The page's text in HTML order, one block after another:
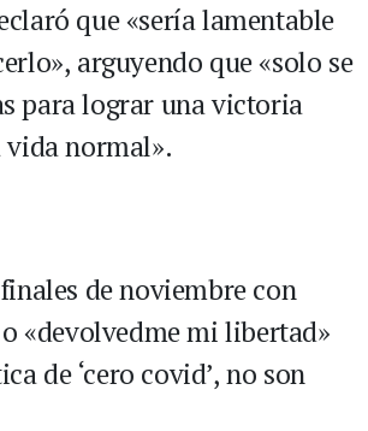
que «sería lamentable
arguyendo que «solo se
para lograr una victoria
vida normal».
de noviembre con
«devolvedme mi libertad»
de ‘cero covid’, no son